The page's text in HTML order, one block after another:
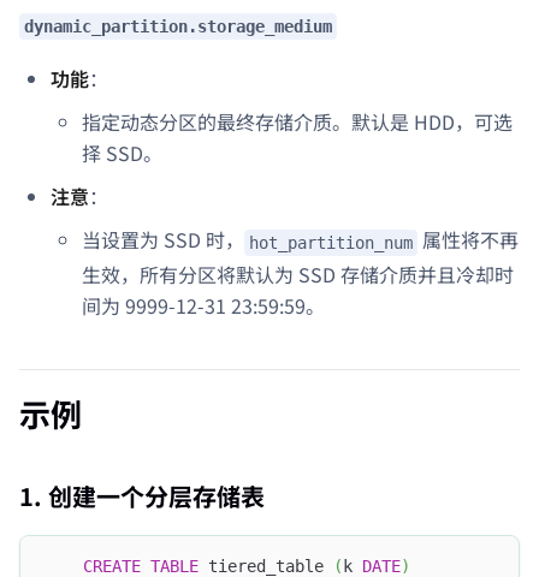
dynamic_partition.storage_medium
功能：
指定动态分区的最终存储介质。默认是 HDD，可选
择 SSD。
注意：
当设置为 SSD 时，
hot_partition_num 属性将不再
生效，所有分区将默认为 SSD 存储介质并且冷却时
间为 9999-12-31 23:59:59。
示例
1. 创建一个分层存储表
CREATE TABLE tiered_table (k DATE)